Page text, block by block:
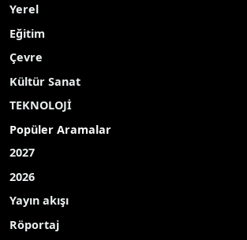
Yerel
Eğitim
Çevre
Kültür Sanat
TEKNOLOJİ
Popüler Aramalar
2027
2026
Yayın akışı
Röportaj